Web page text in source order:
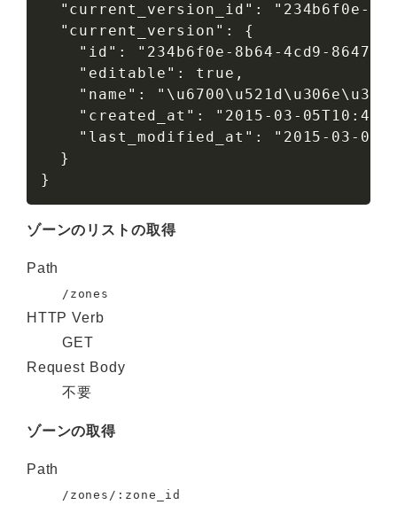
"current_version_id": "234b6f0e-
  "current_version": {
"id": "234b6f0e-8b64-4cd9-8647-
    "editable": true,
"name":
"created_at": "2015-03-
"last_modified_at": "2015-03-
  }
}
ゾーンのリストの取得
Path
/zones
HTTP Verb
GET
Request Body
不要
ゾーンの取得
Path
/zones/:zone_id